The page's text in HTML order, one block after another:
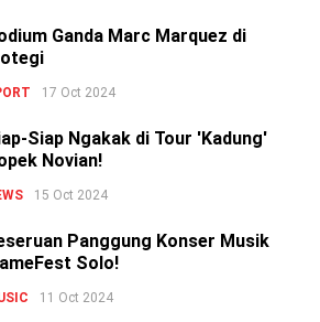
Ganda Marc Marquez di
17 Oct 2024
Siap Ngakak di Tour 'Kadung'
Novian!
15 Oct 2024
Panggung Konser Musik
Solo!
11 Oct 2024